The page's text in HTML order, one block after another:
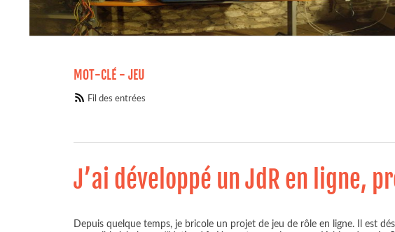
MOT-CLÉ - JEU
Fil des entrées
J’ai développé un JdR en ligne,
Depuis quelque temps, je bricole un projet de jeu de rôle en ligne. Il est